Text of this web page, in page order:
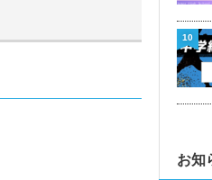
10
お知